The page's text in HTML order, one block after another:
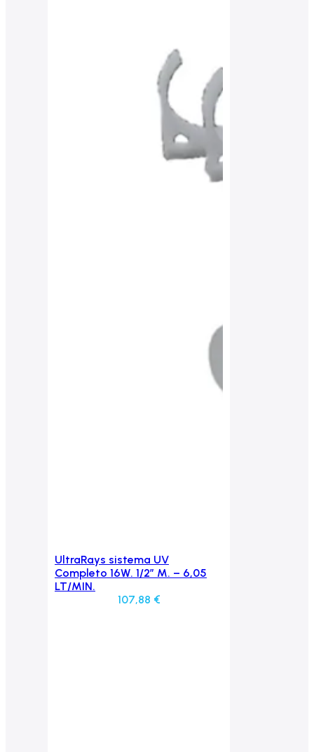
Aggiungi al carrello
UltraRays sistema UV
Completo 16W. 1/2″ M. – 6,05
LT/MIN.
107,88 €